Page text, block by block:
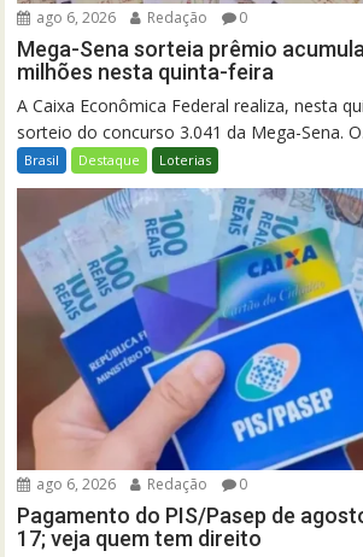
ago 6, 2026 Redação 0
Mega-Sena sorteia prêmio
milhões nesta quinta-feira
A Caixa Econômica Federal realiza, nesta
sorteio do concurso 3.041 da Mega-Sena.
Brasil Destaque Loterias
ago 6, 2026 Redação 0
Pagamento do PIS/Pasep de
17; veja quem tem direito